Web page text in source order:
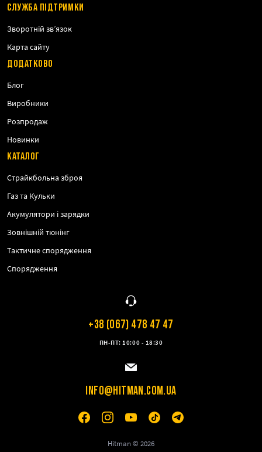
СЛУЖБА ПІДТРИМКИ
Зворотній зв’язок
Карта сайту
ДОДАТКОВО
Блог
Виробники
Розпродаж
Новинки
КАТАЛОГ
Страйкбольна зброя
Газ та Кульки
Акумулятори і зарядки
Зовнішній тюнінг
Тактичне спорядження
Спорядження
+38 (067) 478 47 47
ПН-ПТ: 10:00 - 18:30
INFO@HITMAN.COM.UA
Hitman © 2026